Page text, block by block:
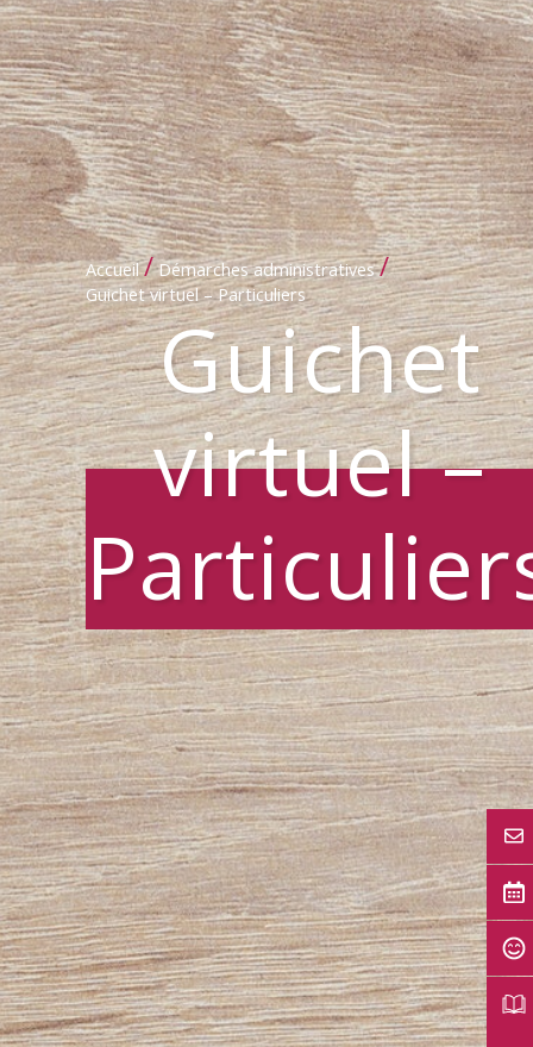
Accueil / Démarches administratives /
Guichet virtuel – Particuliers
Guichet
virtuel –